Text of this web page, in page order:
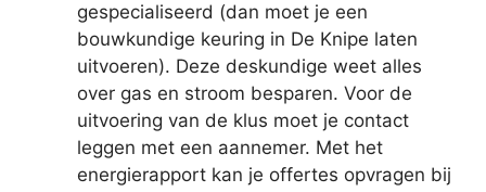
gespecialiseerd (dan moet je een
bouwkundige keuring in De Knipe laten
uitvoeren). Deze deskundige weet alles
over gas en stroom besparen. Voor de
uitvoering van de klus moet je contact
leggen met een aannemer. Met het
energierapport kan je offertes opvragen bij